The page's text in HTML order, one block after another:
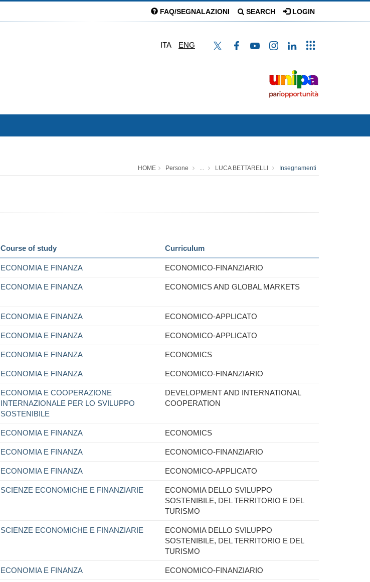
FAQ/SEGNALAZIONI SEARCH LOGIN
ITA ENG
HOME Persone ... LUCA BETTARELLI Insegnamenti
Course of study Curriculum
ECONOMIA E FINANZA ECONOMICO-FINANZIARIO
ECONOMIA E FINANZA ECONOMICS AND GLOBAL MARKETS
ECONOMIA E FINANZA ECONOMICO-APPLICATO
ECONOMIA E FINANZA ECONOMICO-APPLICATO
ECONOMIA E FINANZA ECONOMICS
ECONOMIA E FINANZA ECONOMICO-FINANZIARIO
ECONOMIA E COOPERAZIONE
INTERNAZIONALE PER LO SVILUPPO
SOSTENIBILE
DEVELOPMENT AND INTERNATIONAL
COOPERATION
ECONOMIA E FINANZA ECONOMICS
ECONOMIA E FINANZA ECONOMICO-FINANZIARIO
ECONOMIA E FINANZA ECONOMICO-APPLICATO
SCIENZE ECONOMICHE E FINANZIARIE
ECONOMIA DELLO SVILUPPO
SOSTENIBILE, DEL TERRITORIO E DEL
TURISMO
SCIENZE ECONOMICHE E FINANZIARIE
ECONOMIA DELLO SVILUPPO
SOSTENIBILE, DEL TERRITORIO E DEL
TURISMO
ECONOMIA E FINANZA ECONOMICO-FINANZIARIO